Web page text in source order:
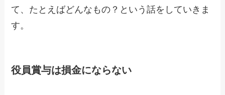
て、たとえばどんなもの？という話をしていきま
す。
役員賞与は損金にならない